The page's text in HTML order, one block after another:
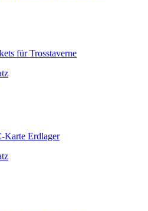
für Trosstaverne
Karte Erdlager